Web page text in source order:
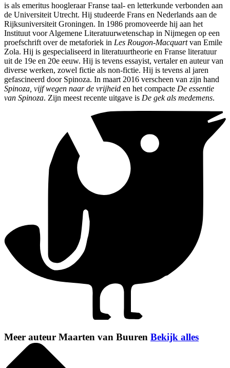
is als emeritus hoogleraar Franse taal- en letterkunde verbonden aan
de Universiteit Utrecht. Hij studeerde Frans en Nederlands aan de
Rijksuniversiteit Groningen. In 1986 promoveerde hij aan het
Instituut voor Algemene Literatuurwetenschap in Nijmegen op een
proefschrift over de metaforiek in Les Rougon-Macquartvan Emile
Zola. Hij is gespecialiseerd in literatuurtheorie en Franse literatuur
uit de 19e en 20e eeuw. Hij is tevens essayist, vertaler en auteur van
diverse werken, zowel fictie als non-fictie. Hij is tevens al jaren
gefascineerd door Spinoza. In maart 2016 verscheen van zijn hand
Spinoza, vijf wegen naar de vrijheid en het compacte De essentie
van Spinoza. Zijn meest recente uitgave is De gek als medemens.
Meer auteur Maarten van Buuren Bekijk alles